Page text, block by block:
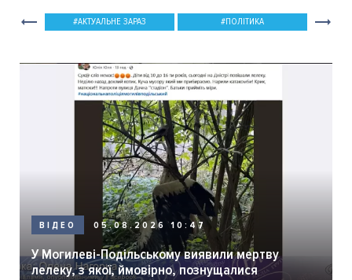
АКТУАЛЬНЕ ЗАРАЗ ПОЛІТИКА
ВІДЕО 05.08.2026 10:47
У Могилеві-Подільському виявили мертву
лелеку, з якої, ймовірно, познущалися